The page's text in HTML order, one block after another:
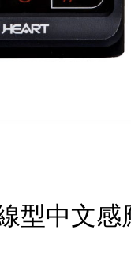
型中文感